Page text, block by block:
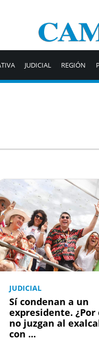
JUDICIAL REGIÓN
JUDICIAL
Sí condenan a un
expresidente. ¿Por
no juzgan al
con ...